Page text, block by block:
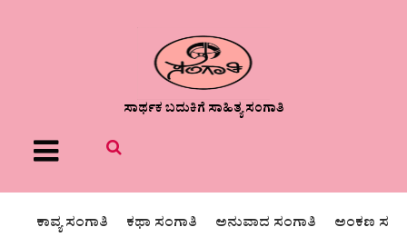
ಸಾರ್ಥಕ ಬದುಕಿಗೆ ಸಾಹಿತ್ಯ ಸಂಗಾತಿ
Menu
ಕಾವ್ಯ ಸಂಗಾತಿ ಕಥಾ ಸಂಗಾತಿ ಅನುವಾದ ಸಂಗಾತಿ ಅಂಕಣ